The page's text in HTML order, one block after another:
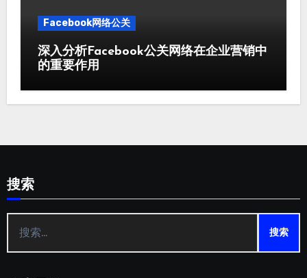
Facebook网络公关
深入分析Facebook公关网络在企业营销中
的重要作用
搜索
索：